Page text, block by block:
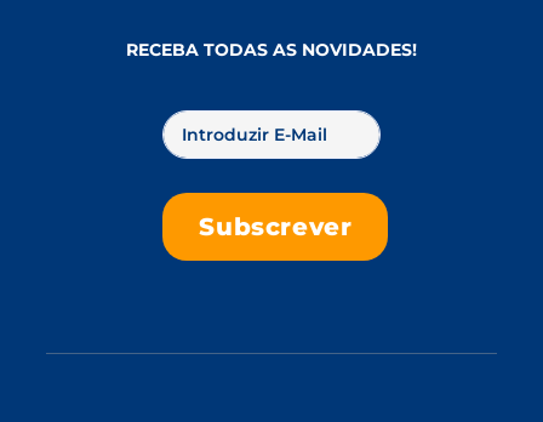
RECEBA TODAS AS NOVIDADES!